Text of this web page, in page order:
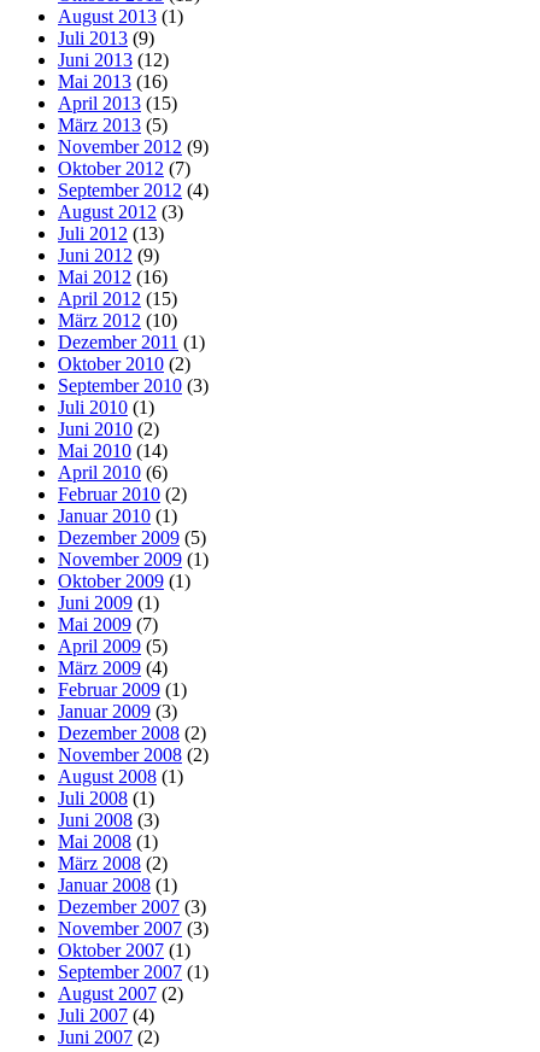
August 2013 (1)
Juli 2013 (9)
Juni 2013 (12)
Mai 2013 (16)
April 2013 (15)
März 2013 (5)
November 2012 (9)
Oktober 2012 (7)
September 2012 (4)
August 2012 (3)
Juli 2012 (13)
Juni 2012 (9)
Mai 2012 (16)
April 2012 (15)
März 2012 (10)
Dezember 2011 (1)
Oktober 2010 (2)
September 2010 (3)
Juli 2010 (1)
Juni 2010 (2)
Mai 2010 (14)
April 2010 (6)
Februar 2010 (2)
Januar 2010 (1)
Dezember 2009 (5)
November 2009 (1)
Oktober 2009 (1)
Juni 2009 (1)
Mai 2009 (7)
April 2009 (5)
März 2009 (4)
Februar 2009 (1)
Januar 2009 (3)
Dezember 2008 (2)
November 2008 (2)
August 2008 (1)
Juli 2008 (1)
Juni 2008 (3)
Mai 2008 (1)
März 2008 (2)
Januar 2008 (1)
Dezember 2007 (3)
November 2007 (3)
Oktober 2007 (1)
September 2007 (1)
August 2007 (2)
Juli 2007 (4)
Juni 2007 (2)